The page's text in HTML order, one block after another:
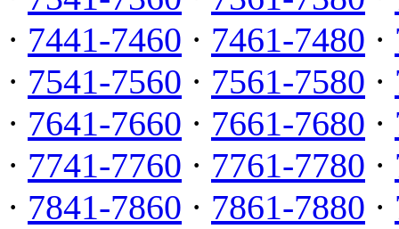
· 7441-7460 · 7461-7480 ·
· 7541-7560 · 7561-7580 ·
· 7641-7660 · 7661-7680 ·
· 7741-7760 · 7761-7780 ·
· 7841-7860 · 7861-7880 ·